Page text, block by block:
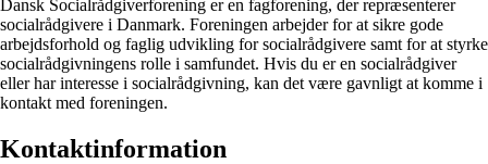
Dansk Socialrådgiverforening er en fagforening, der repræsenterer
socialrådgivere i Danmark. Foreningen arbejder for at sikre gode
arbejdsforhold og faglig udvikling for socialrådgivere samt for at styrke
socialrådgivningens rolle i samfundet. Hvis du er en socialrådgiver
eller har interesse i socialrådgivning, kan det være gavnligt at komme i
kontakt med foreningen.
Kontaktinformation